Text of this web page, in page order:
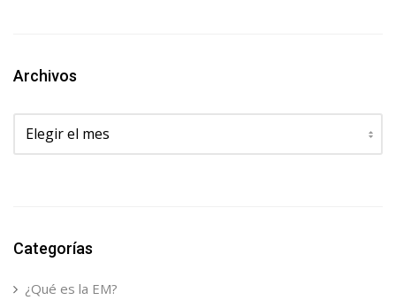
Archivos
Archivos
Categorías
¿Qué es la EM?